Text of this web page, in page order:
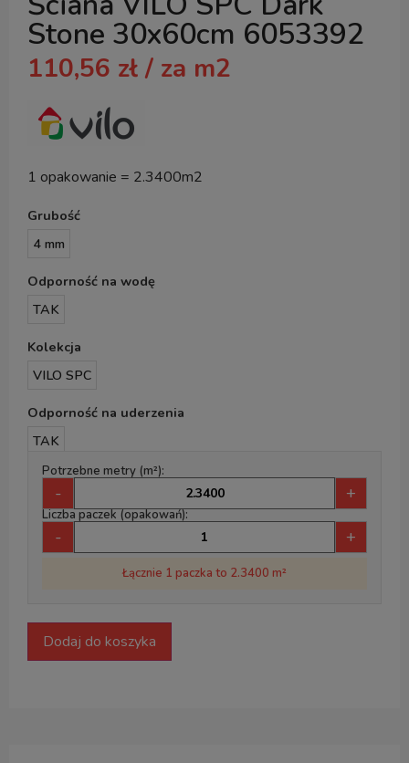
Stone 30x60cm 6053392
110,56 zł / za m2
1 opakowanie = 2.3400m2
Grubość
4 mm
Odporność na wodę
TAK
Kolekcja
VILO SPC
Odporność na uderzenia
TAK
Potrzebne metry (m²):
- +
Liczba paczek (opakowań):
- +
Łącznie 1 paczka to 2.3400 m²
Dodaj do koszyka